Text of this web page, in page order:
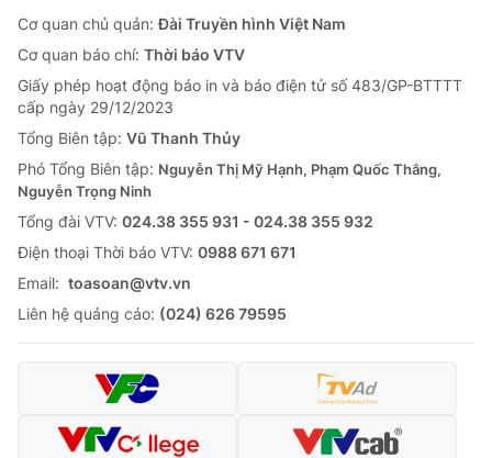
Cơ quan chủ quản:Đài Truyền hình Việt Nam
Cơ quan báo chí: Thời báo VTV
Giấy phép hoạt động báo in và báo điện tử số 483/GP-BTTTT
cấp ngày 29/12/2023
Tổng Biên tập: Vũ Thanh Thủy
Phó Tổng Biên tập: Nguyễn Thị Mỹ Hạnh, Phạm Quốc Thắng,
Nguyễn Trọng Ninh
Tổng đài VTV: 024.38 355 931 - 024.38 355 932
Ðiện thoại Thời báo VTV: 0988 671 671
Email: toasoan@vtv.vn
Liên hệ quảng cáo: (024) 626 79595